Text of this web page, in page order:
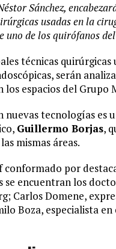
Sánchez,
usadas en la
uno de los quirófanos
técnicas
serán
espacios del Grupo
nuevas tecnologías
Guillermo Borjas,
mismas áreas.
por
encuentran los
Carlos Domene,
Boza, especialista